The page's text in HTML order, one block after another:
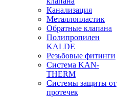
Канализация
Металлопластик
Обратные клапана
Полипропилен
KALDE
Резьбовые фитинги
Система KAN-
THERM
Системы защиты от
протечек